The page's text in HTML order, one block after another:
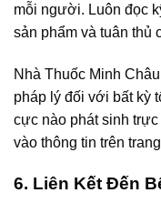
mỗi người. Luôn đọc
sản phẩm và tuân thủ
Nhà Thuốc Minh
pháp lý đối với bất kỳ
cực nào phát sinh
vào thông tin trên
6. Liên Kết Đến